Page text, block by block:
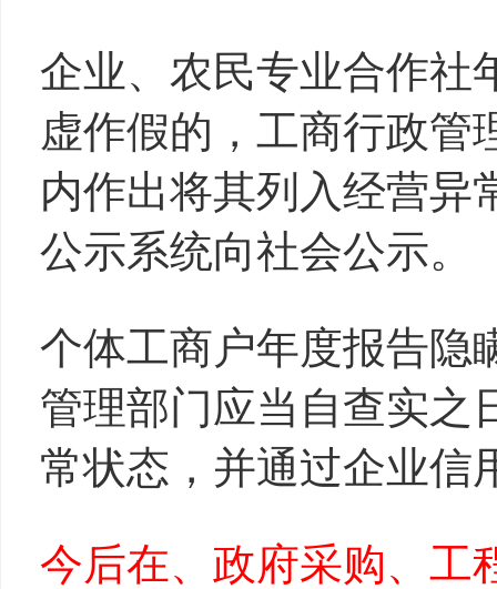
企业、农民专业合作社
虚作假的，工商行政管
内作出将其列入经营异
公示系统向社会公示。
个体工商户年度报告隐
管理部门应当自查实之
常状态，并通过企业信
今后在、政府采购、工